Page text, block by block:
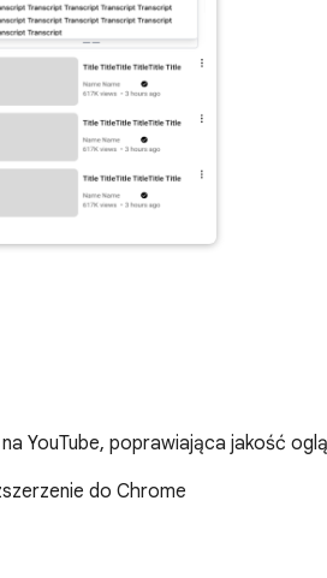
YouTube, poprawiająca jakość
do Chrome